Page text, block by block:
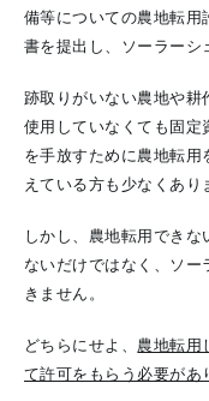
備等についての農地転用
書を提出し、ソーラーシ
跡取りがいない農地や耕
使用していなくても固定
を手放すために農地転
えている方も少なくあり
しかし、農地転用できな
ないだけではなく、ソ
きません。
どちらにせよ、 農地転用
て許可をもらう必要があ